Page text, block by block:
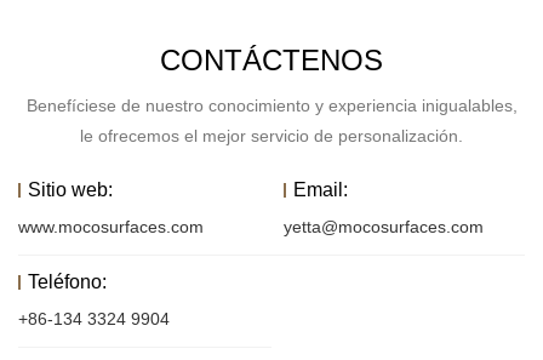
CONTÁCTENOS
Benefíciese de nuestro conocimiento y experiencia inigualables,
le ofrecemos el mejor servicio de personalización.
Sitio web:
www.mocosurfaces.com
Email:
yetta@mocosurfaces.com
Teléfono:
+86-134 3324 9904